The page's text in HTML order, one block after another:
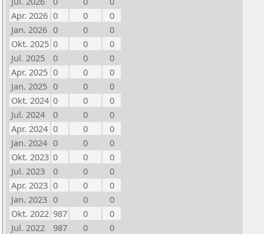
Apr. 2026 0 0
0
Jan. 2026 0 0
0
Okt. 2025 0 0
0
Jul. 2025
0 0
0
Apr. 2025 0 0
0
Jan. 2025 0 0
0
Okt. 2024 0 0
0
Jul. 2024
0 0
0
Apr. 2024 0 0
0
Jan. 2024 0 0
0
Okt. 2023 0 0
0
Jul. 2023
0 0
0
Apr. 2023 0 0
0
Jan. 2023 0 0
0
Okt. 2022 987 0
0
Jul. 2022
987 0
0